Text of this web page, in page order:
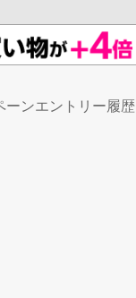
ーンエントリー履歴